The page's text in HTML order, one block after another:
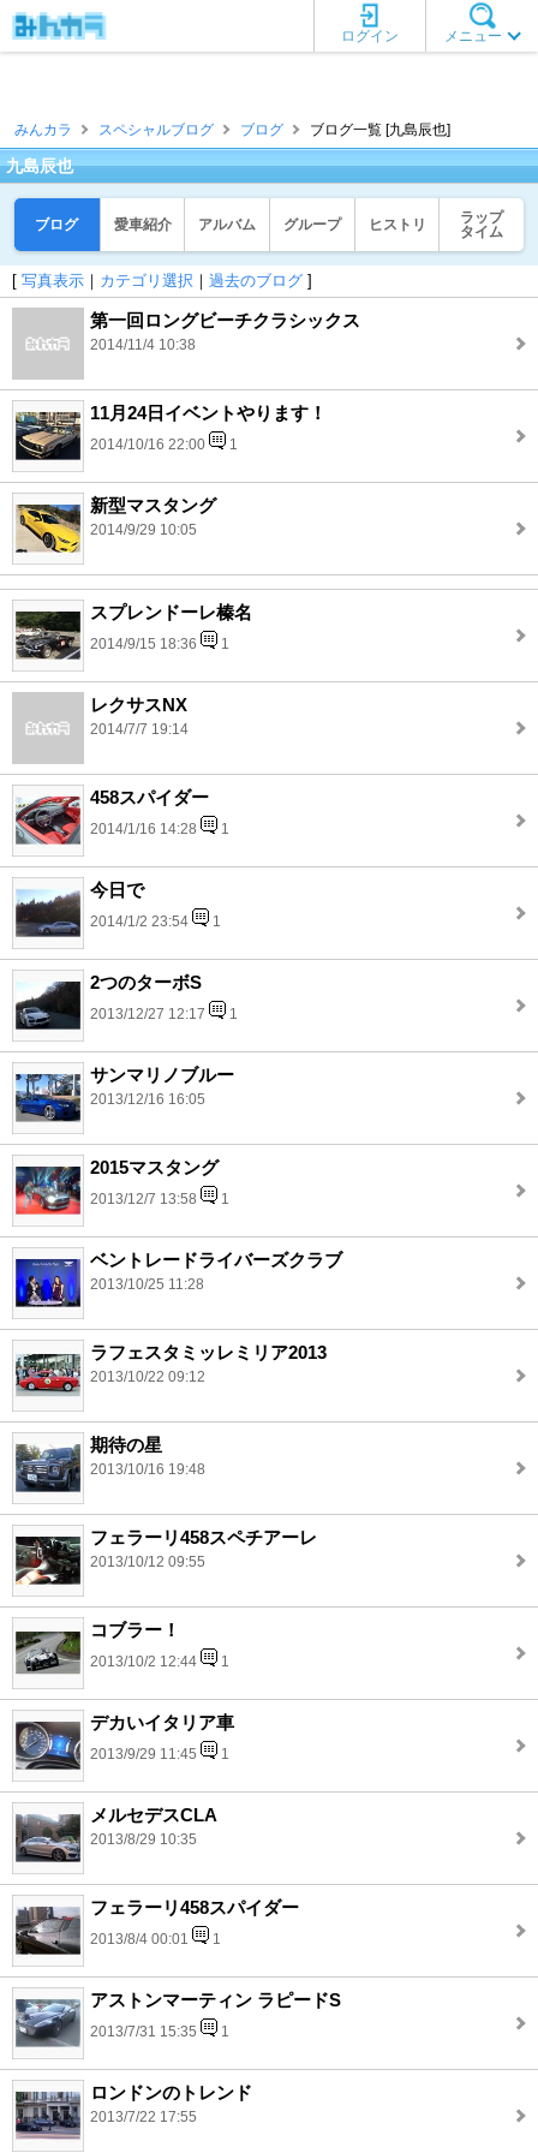
メニュー
ログイン
みんカラ スペシャルブログ ブログ ブログ一覧 [九島辰也]
九島辰也
ブログ 愛車紹介 アルバム グループ ヒストリ
ラップ
タイム
[ 写真表示 ｜ カテゴリ選択 ｜ 過去のブログ ]
第一回ロングビーチクラシックス
2014/11/4 10:38
11月24日イベントやります！
2014/10/16 22:00 1
新型マスタング
2014/9/29 10:05
スプレンドーレ榛名
2014/9/15 18:36 1
レクサスNX
2014/7/7 19:14
458スパイダー
2014/1/16 14:28 1
今日で
2014/1/2 23:54 1
2つのターボS
2013/12/27 12:17 1
サンマリノブルー
2013/12/16 16:05
2015マスタング
2013/12/7 13:58 1
ベントレードライバーズクラブ
2013/10/25 11:28
ラフェスタミッレミリア2013
2013/10/22 09:12
期待の星
2013/10/16 19:48
フェラーリ458スペチアーレ
2013/10/12 09:55
コブラー！
2013/10/2 12:44 1
デカいイタリア車
2013/9/29 11:45 1
メルセデスCLA
2013/8/29 10:35
フェラーリ458スパイダー
2013/8/4 00:01 1
アストンマーティン ラピードS
2013/7/31 15:35 1
ロンドンのトレンド
2013/7/22 17:55